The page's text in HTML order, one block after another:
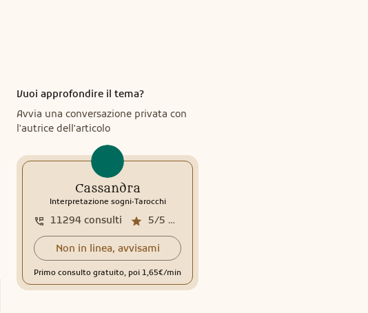
Vuoi approfondire il tema?
Avvia una conversazione privata con
l'autrice dell'articolo
Cassandra
Interpretazione sogni.Tarocchi
5/5 media recensioni
11294 consulti
Non in linea, avvisami
Primo consulto gratuito, poi 1,65€/min